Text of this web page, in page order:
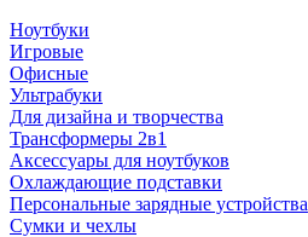
Ноутбуки
Игровые
Офисные
Ультрабуки
Для дизайна и творчества
Трансформеры 2в1
Аксессуары для ноутбуков
Охлаждающие подставки
Персональные зарядные устройства
Сумки и чехлы